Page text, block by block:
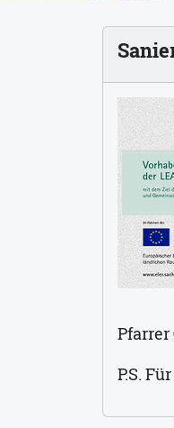
Pfarrer
P.S.